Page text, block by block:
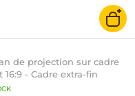
de projection sur cadre
16:9 - Cadre extra-fin